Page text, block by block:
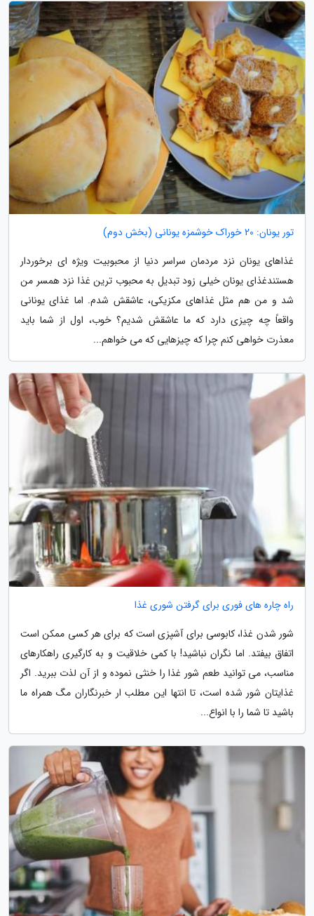
تور یونان: 20 خوراک خوشمزه یونانی (بخش دوم)
غذاهای یونان نزد مردمان سراسر دنیا از محبوبیت ویژه ای برخوردار
هستندغذای یونان خیلی زود تبدیل به محبوب ترین غذا نزد همسر من
شد و من هم مثل غذاهای مکزیکی، عاشقش شدم. اما غذای یونانی
واقعاً چه چیزی دارد که ما عاشقش شدیم؟ خوب، اول از شما باید
معذرت خواهی کنم چرا که چیزهایی که می خواهم...
راه چاره های فوری برای گرفتن شوری غذا
شور شدن غذا، کابوسی برای آشپزی است که برای هر کسی ممکن است
اتفاق بیفتد. اما نگران نباشید! با کمی خلاقیت و به کارگیری راهکارهای
مناسب، می توانید طعم شور غذا را خنثی نموده و از آن لذت ببرید. اگر
غذایتان شور شده است، تا انتها این مطلب ار خبرنگاران مگ همراه ما
باشید تا شما را با انواع...